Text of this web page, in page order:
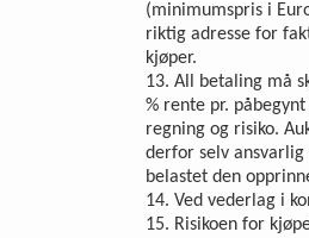
(minimumspris i
riktig adresse for
kjøper.
13. All betaling må
% rente pr.
regning og risiko.
derfor selv
belastet den
14. Ved vederlag i
15. Risikoen for